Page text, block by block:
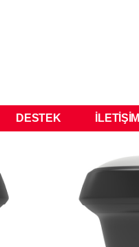
DESTEK İLETIŞIM